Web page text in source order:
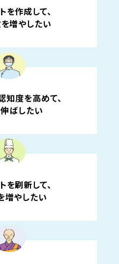
を作成して、
増やしたい
知度を高めて、
ばしたい
を刷新して、
増やしたい